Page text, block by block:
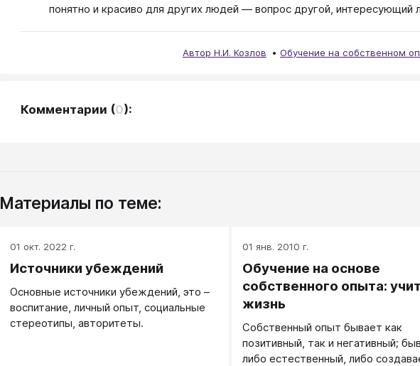
понятно и красиво для других людей — вопрос другой, интересующий
Автор Н.И. Козлов Обучение на собственном
Комментарии (0):
Материалы по теме:
01 окт. 2022 г.
Источники убеждений
Основные источники убеждений, это –
воспитание, личный опыт, социальные
стереотипы, авторитеты.
01 янв. 2010 г.
Обучение на основе
собственного опыта: учит
жизнь
Собственный опыт бывает как
позитивный, так и негативный;
либо естественный, либо